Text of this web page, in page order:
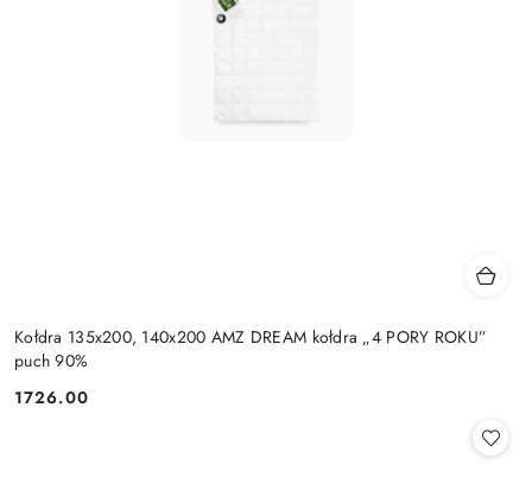
Kołdra 135x200, 140x200 AMZ DREAM kołdra „4 PORY ROKU”
puch 90%
Cena:
1726.00